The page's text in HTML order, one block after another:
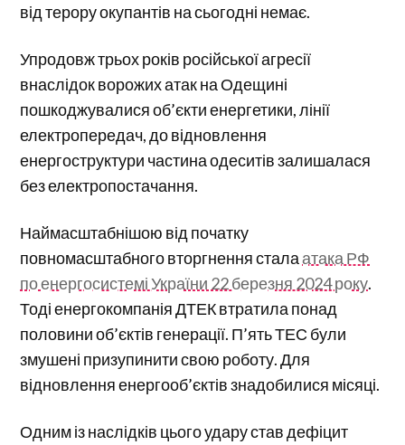
від терору окупантів на сьогодні немає.
Упродовж трьох років російської агресії
внаслідок ворожих атак на Одещині
пошкоджувалися об’єкти енергетики, лінії
електропередач, до відновлення
енергоструктури частина одеситів залишалася
без електропостачання.
Наймасштабнішою від початку
повномасштабного вторгнення сталаатака РФ
по енергосистемі України 22 березня 2024 року.
Тоді енергокомпанія ДТЕК втратила понад
половини об’єктів генерації. П’ять ТЕС були
змушені призупинити свою роботу. Для
відновлення енергооб’єктів знадобилися місяці.
Одним із наслідків цього удару став дефіцит